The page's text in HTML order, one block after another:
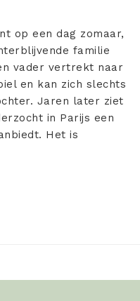
op een dag zomaar,
familie
vader vertrekt naar
en kan zich slechts
Jaren later ziet
in Parijs een
Het is